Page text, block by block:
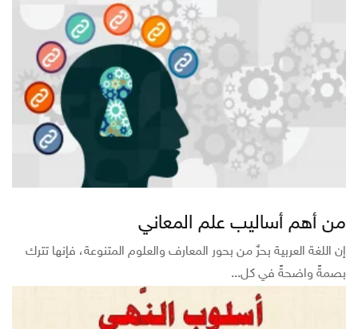
من أهم أساليب علم المعاني
إن اللغة العربية بحرٌ من بحور المعارف والعلوم المتنوعة، فإنها تترك
بصمةً واضحةً في كل...